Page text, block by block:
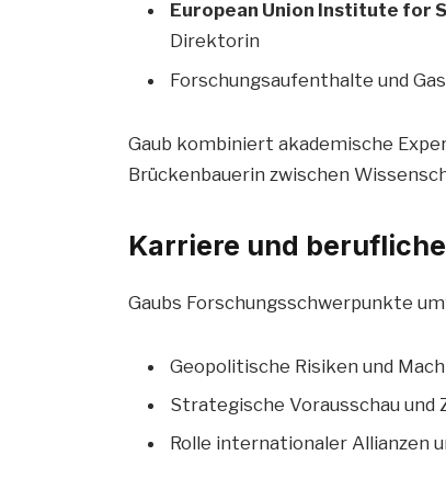
European Union Institute for
Direktorin
Forschungsaufenthalte und
Gaub kombiniert akademische
Brückenbauerin zwischen
Karriere und
Gaubs Forschungsschwerpunkte
Geopolitische Risiken und
Strategische Vorausschau
Rolle internationaler Allianzen